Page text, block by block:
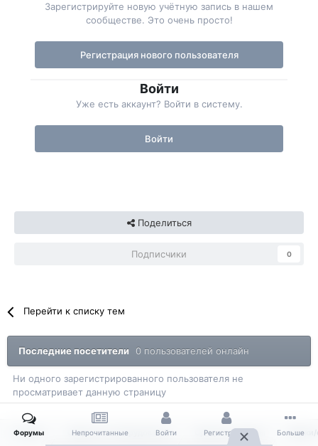
Зарегистрируйте новую учётную запись в нашем
сообществе. Это очень просто!
Регистрация нового пользователя
Войти
Уже есть аккаунт? Войти в систему.
Войти
Поделиться
Подписчики 0
Перейти к списку тем
Последние посетители 0 пользователей онлайн
Ни одного зарегистрированного пользователя не
просматривает данную страницу
Главная Сварочное оборудование Средства защиты Маски/
Форумы Непрочитанные Войти Регистрация Больше